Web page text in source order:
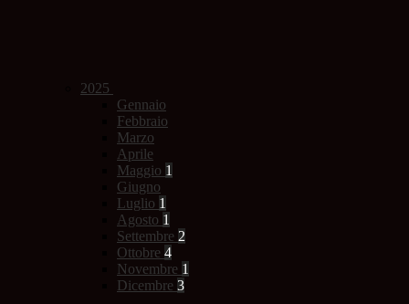
2025
Gennaio
Febbraio
Marzo
Aprile
Maggio 1
Giugno
Luglio 1
Agosto 1
Settembre 2
Ottobre 4
Novembre 1
Dicembre 3